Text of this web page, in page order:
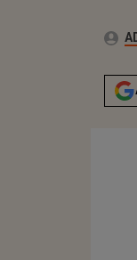
Autor: